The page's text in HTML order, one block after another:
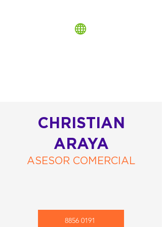
CHRISTIAN
ARAYA
ASESOR COMERCIAL
8856 0191